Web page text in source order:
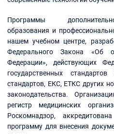
Программы
образования и
нашем учебном центре,
Федерального Закона «Об
Федерации», действующих
государственных
стандартов, ЕКС, ЕТКС других
законодательства.
регистр медицинских
Роскомнадзор,
программу для внесения